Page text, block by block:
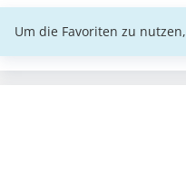
Um die Favoriten zu nutzen,